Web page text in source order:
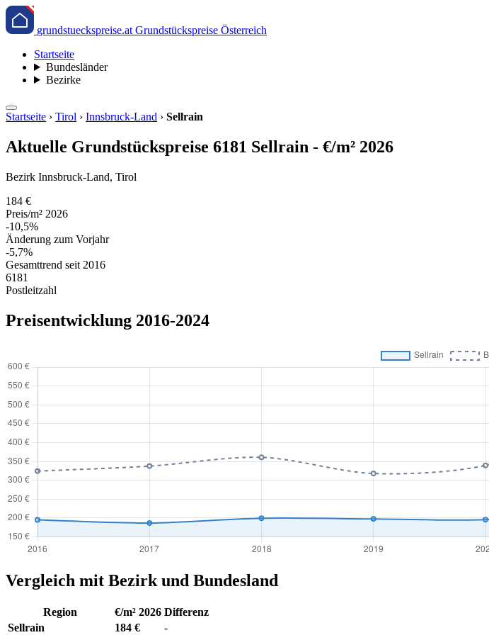
grundstueckspreise.at Grundstückspreise Österreich
Startseite
Bundesländer
Bezirke
Startseite › Tirol › Innsbruck-Land › Sellrain
Aktuelle Grundstückspreise 6181 Sellrain - €/m² 2026
Bezirk Innsbruck-Land, Tirol
184 €
Preis/m² 2026
-10,5%
Änderung zum Vorjahr
-5,7%
Gesamttrend seit 2016
6181
Postleitzahl
Preisentwicklung 2016-2024
Vergleich mit Bezirk und Bundesland
Region €/m² 2026 Differenz
Sellrain
184 €
-